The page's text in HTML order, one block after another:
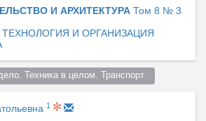
И АРХИТЕКТУРА Том 8 № 3
ТЕХНОЛОГИЯ И ОРГАНИЗАЦИЯ
Техника в целом. Транспорт
1